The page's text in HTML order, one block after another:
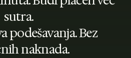
sutra.
podešavanja. Bez
naknada.